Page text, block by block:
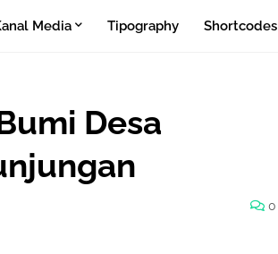
Media Tipography Shortcodes
Desa
0